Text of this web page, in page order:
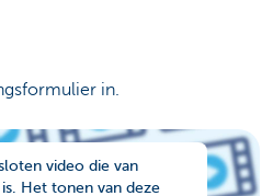
in.
video die van
Het tonen van deze